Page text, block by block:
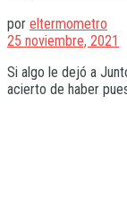
por eltermometro
25 noviembre, 2021
Si algo le dejó a
acierto de haber